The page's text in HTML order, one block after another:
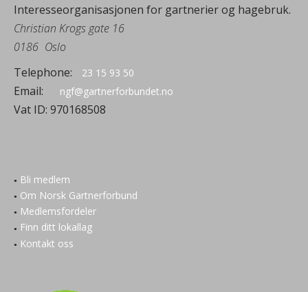
Interesseorganisasjonen for gartnerier og hagebruk.
Christian Krogs gate 16
0186 Oslo
Telephone:
23 15 93 50
Email: ngf@gartnerforbundet.no
Vat ID: 970168508
Bli medlem
Om Norsk Gartnerforbund
Medlemsfordeler
Finn ditt lokallag
Kontakt oss